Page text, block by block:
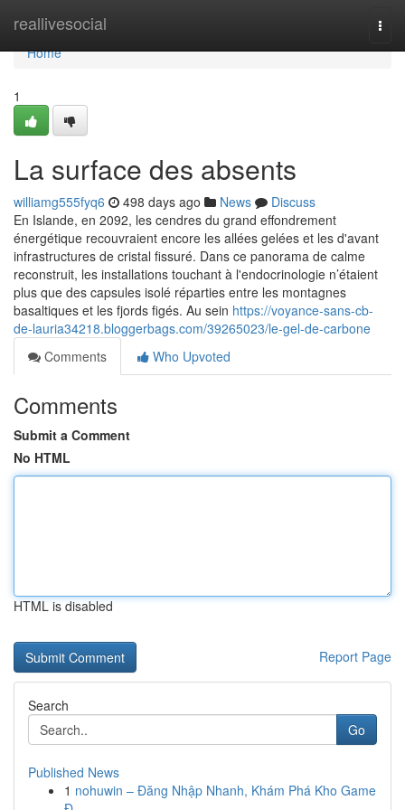
reallivesocial
Home
Home
1
La surface des absents
williamg555fyq6 498 days ago News
Discuss
En Islande, en 2092, les cendres du grand effondrement
énergétique recouvraient encore les allées gelées et les d'avant
infrastructures de cristal fissuré. Dans ce panorama de calme
reconstruit, les installations touchant à l'endocrinologie n’étaient
plus que des capsules isolé réparties entre les montagnes
basaltiques et les fjords figés. Au sein https://voyance-sans-cb-
de-lauria34218.bloggerbags.com/39265023/le-gel-de-carbone
Comments
Who Upvoted
Comments
Submit a Comment
No HTML
HTML is disabled
Report Page
Search
Go
Published News
1 nohuwin – Đăng Nhập Nhanh, Khám Phá Kho Game